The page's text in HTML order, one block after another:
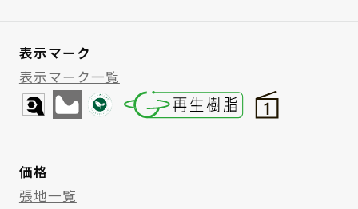
表示マーク
表示マーク一覧
価格
張地一覧